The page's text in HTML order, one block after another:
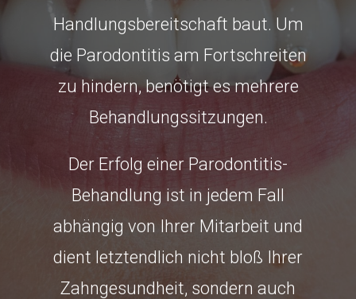
Handlungsbereitschaft baut. Um
die Parodontitis am Fortschreiten
zu hindern, benötigt es mehrere
Behandlungssitzungen.
Der Erfolg einer Parodontitis-
Behandlung ist in jedem Fall
abhängig von Ihrer Mitarbeit und
dient letztendlich nicht bloß Ihrer
Zahngesundheit, sondern auch